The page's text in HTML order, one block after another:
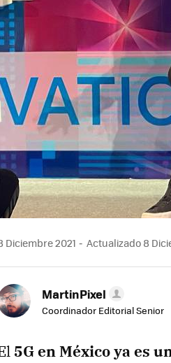
Diciembre 2021 Actualizado 8
MartinPixel
Coordinador Editorial Senior
5G en México ya es